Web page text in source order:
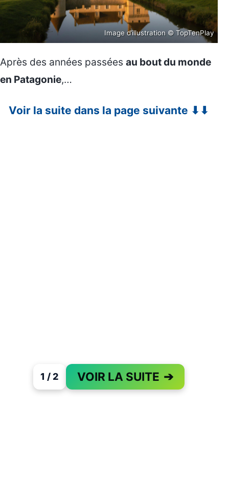
Image d’illustration © TopTenPlay
Après des années passées au bout du monde
en Patagonie,…
Voir la suite dans la page suivante ⬇⬇
1 / 2 VOIR LA SUITE ➔
PAGE 1 OF 2